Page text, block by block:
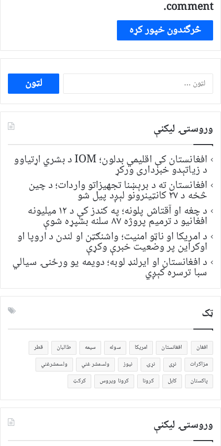
comment.
ددی
لپاره
لټون:
وروستۍ ليکنې
افغانستان کې اقلیمي بدلون؛ IOM د بشري اړتیاوو
د زیاتېدو خبرداری ورکړ
افغانستان ته د برېښنا تجهیزاتو واردات؛ د چین
څخه د ۲۷ کانټینرونو لېږد پیل شو
د چغه او آقتاش پلونه؛ په کندز کې د ۱۲ میلیونه
افغانیو د ترمیم پروژه ۸۷ سلنه بشپړه شوې
د امریکا او ناټو امنیت؛ واشنګټن او لندن د اروپا او
اوکراین پر وضعیت خبرې وکړې
د افغانستان او ایرلنډ لوبه؛ دویمه یو ورځنۍ سیالي
سبا ترسره کېږي
ټک
افغان افغانستان امریکا سوله سیمه طالبان
قطر
مزاکرات
نړی نړۍ نیوز ولسمشر غني
ولسمشرغني
پاکستان
کابل کرونا کرونا ویروس کرکټ
وروستۍ ليکنې